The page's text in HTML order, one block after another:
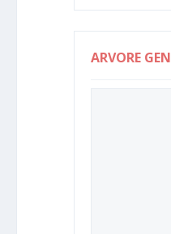
ARVORE